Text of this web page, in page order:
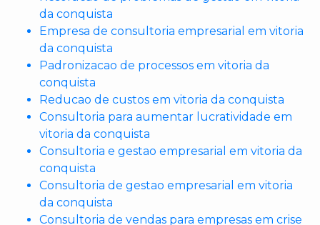
da conquista
Empresa de consultoria empresarial em vitoria
da conquista
Padronizacao de processos em vitoria da
conquista
Reducao de custos em vitoria da conquista
Consultoria para aumentar lucratividade em
vitoria da conquista
Consultoria e gestao empresarial em vitoria da
conquista
Consultoria de gestao empresarial em vitoria
da conquista
Consultoria de vendas para empresas em crise